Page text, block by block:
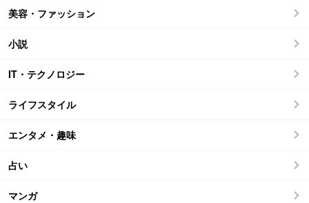
美容・ファッション
小説
IT・テクノロジー
ライフスタイル
エンタメ・趣味
占い
マンガ